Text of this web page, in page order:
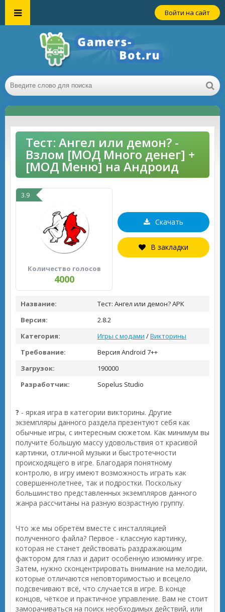
Войти на сайт
Тест: Ангел или демон? -
Взлом [МОД Много денег] +
[МОД Меню] на Андроид
3.9
Количество голосов
4000
Скачать
В закладки
Название:
Тест: Ангел или демон? APK
Версия:
2.8.2
Категория:
Игры с модами /Викторины
Требование:
Версия Android 7++
Загрузок:
190000
Разработчик:
Sopelus Studio
? - яркая игра в категории викторины. Другие
экземпляры данного раздела презентуют себя как
обычные игры, с интересным сюжетом. Как минимум вы
получите большую массу удовольствия от красивой
картинки, отличной музыки и быстротечности
происходящего в игре. Благодаря понятному
контролю, в игру имеют возможность играть как
совершеннолетнее, так и подростки. Поскольку
большинство представленных экземпляров данного
жанра рассчитаны на разную возрастную группу.
Что же мы обретём вместе с инсталляцией
полученного файла? Первое - классную картинку,
которая не станет действовать раздражающим
фактором для глаз и дарит особенную изюминку игре.
Затем, нужно сконцентрировать внимание на мелодии,
которые отличаются неповторимостью и всецело
подсвечивают всё, что случается в игре. В конце
концов, чёткое и практичное управление. Вам не стоит
заморачиваться на поиск необходимых действий, или